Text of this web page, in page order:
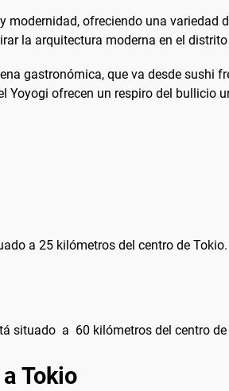
ofreciendo una variedad
la arquitectura moderna en el
gastronómica, que va desde sushi
Yoyogi ofrecen un respiro del bullicio
a 25 kilómetros del centro de
situado a 60 kilómetros del centro de
Tokio